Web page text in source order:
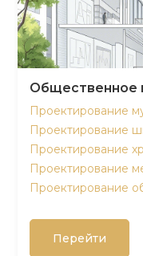
Общественное
Проектирование
Проектирование
Проектирование
Проектирование
Проектирование
Перейти